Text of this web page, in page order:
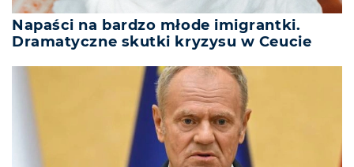
Napaści na bardzo młode imigrantki.
Dramatyczne skutki kryzysu w Ceucie